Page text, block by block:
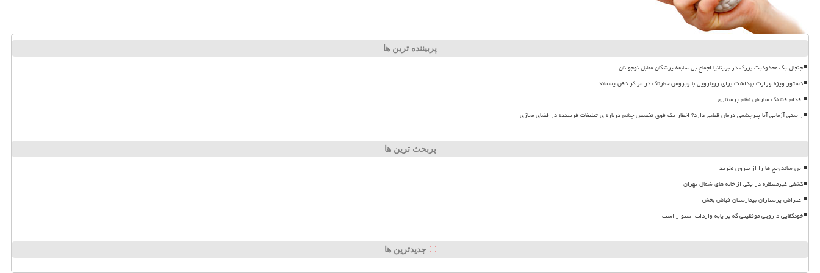
پربیننده ترین ها
جنجال یک محدودیت بزرگ در بریتانیا اجماع بی سابقه پزشکان مقابل نوجوانان
دستور ویژه وزارت بهداشت برای رویارویی با ویروس خطرناک در مراکز دفن پسماند
اقدام قشنگ سازمان نظام پرستاری
راستی آزمایی آیا پیرچشمی درمان قطعی دارد؟ اخطار یک فوق تخصص چشم درباره ی تبلیغات فریبنده در فضای مجازی
پربحث ترین ها
این ساندویچ ها را از بیرون نخرید
کشفی غیرمنتظره در یکی از خانه های شمال تهران
اعتراض پرستاران بیمارستان فیاض بخش
خودکفایی دارویی موفقیتی که بر پایه واردات استوار است
جدیدترین ها